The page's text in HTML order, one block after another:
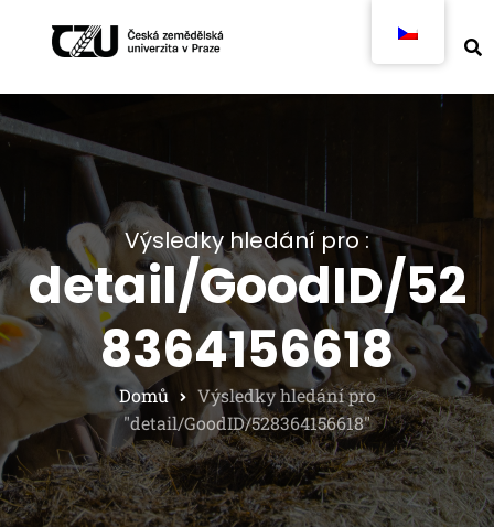
Výsledky hledání pro :
detail/GoodID/52
8364156618
Domů
Výsledky hledání pro
"detail/GoodID/528364156618"